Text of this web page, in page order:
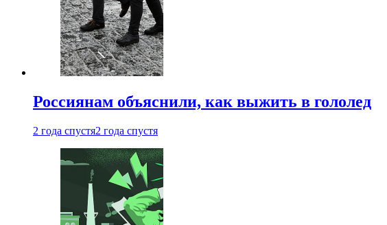
Россиянам объяснили, как выжить в гололед
2 года спустя2 года спустя